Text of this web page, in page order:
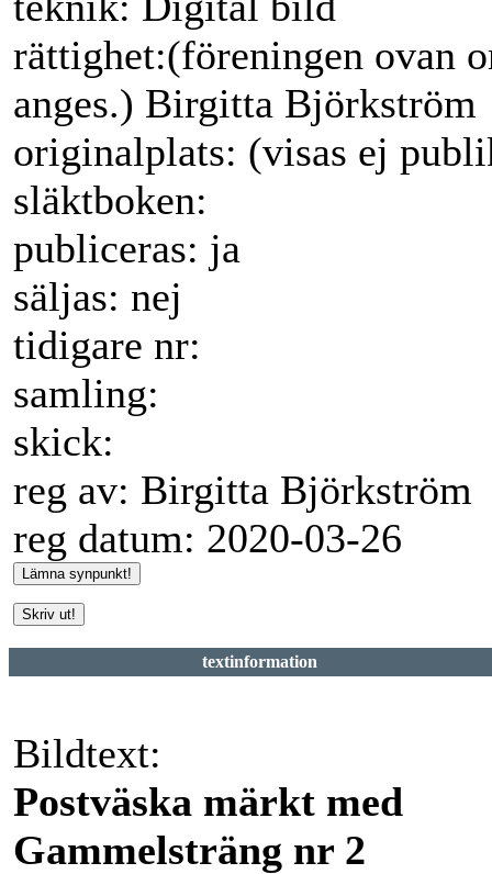
rättighet:(föreningen ovan
anges.) Birgitta Björkström
originalplats: (visas ej
släktboken:
publiceras: ja
säljas: nej
tidigare nr:
samling:
skick:
reg av: Birgitta Björkström
reg datum: 2020-03-26
textinformation
Bildtext:
Postväska märkt med
Gammelsträng nr 2